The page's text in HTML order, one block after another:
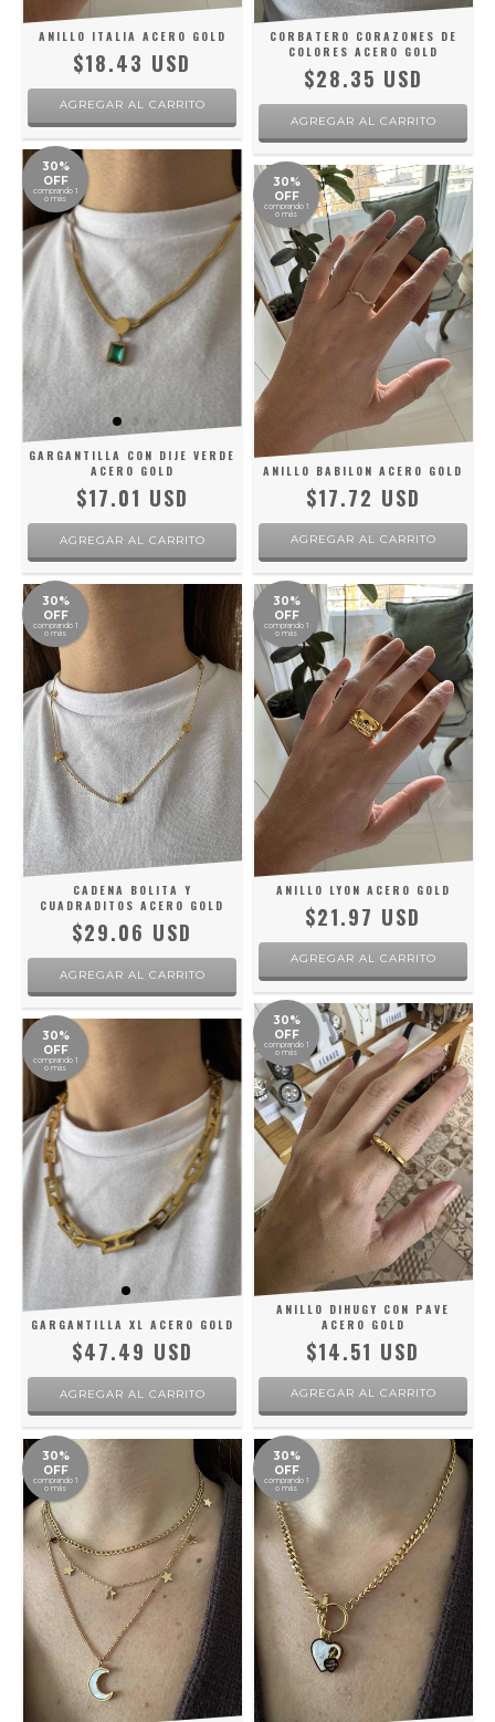
ANILLO ITALIA ACERO GOLD
$18.43 USD
AGREGAR AL CARRITO
CORBATERO CORAZONES DE
COLORES ACERO GOLD
$28.35 USD
30%
OFF
comprando 1
o más
GARGANTILLA CON DIJE VERDE
ACERO GOLD
$17.01 USD
30%
OFF
comprando 1
o más
ANILLO BABILON ACERO GOLD
$17.72 USD
AGREGAR AL CARRITO
30%
OFF
comprando 1
o más
CADENA BOLITA Y
CUADRADITOS ACERO GOLD
$29.06 USD
30%
OFF
comprando 1
o más
ANILLO LYON ACERO GOLD
$21.97 USD
AGREGAR AL CARRITO
30%
OFF
comprando 1
o más
GARGANTILLA XL ACERO GOLD
$47.49 USD
30%
OFF
comprando 1
o más
ANILLO DIHUGY CON PAVE
ACERO GOLD
$14.51 USD
AGREGAR AL CARRITO
30%
OFF
comprando 1
o más
30%
OFF
comprando 1
o más